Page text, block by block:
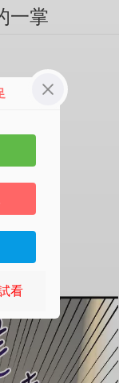
一掌
看